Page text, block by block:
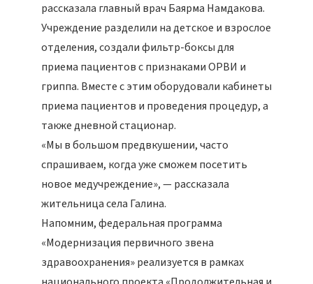
рассказала главный врач Баярма Намдакова.
Учреждение разделили на детское и взрослое
отделения, создали фильтр-боксы для
приема пациентов с признаками ОРВИ и
гриппа. Вместе с этим оборудовали кабинеты
приема пациентов и проведения процедур, а
также дневной стационар.
«Мы в большом предвкушении, часто
спрашиваем, когда уже сможем посетить
новое медучреждение», — рассказала
жительница села Галина.
Напомним, федеральная программа
«Модернизация первичного звена
здравоохранения» реализуется в рамках